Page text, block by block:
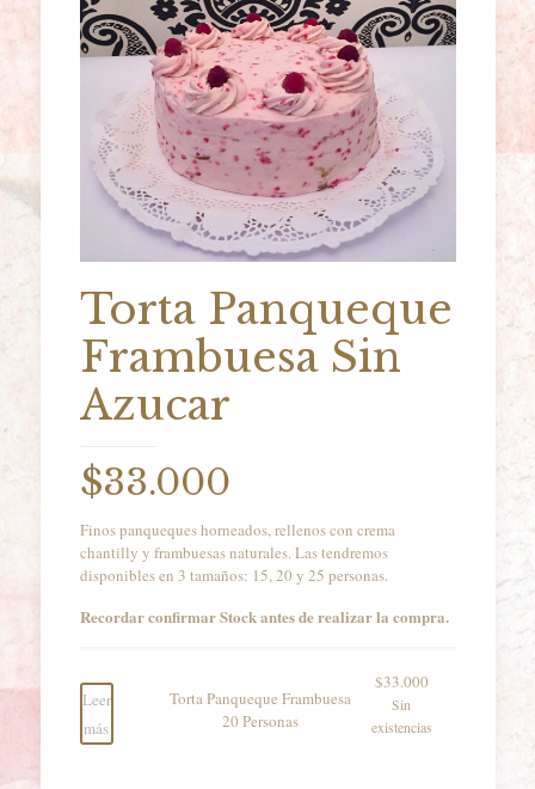
Torta Panqueque
Frambuesa Sin
Azucar
$33.000
Finos panqueques horneados, rellenos con crema
chantilly y frambuesas naturales. Las tendremos
disponibles en 3 tamaños: 15, 20 y 25 personas.
Recordar confirmar Stock antes de realizar la compra.
Leer
más
Torta Panqueque Frambuesa
20 Personas
$33.000
Sin
existencias